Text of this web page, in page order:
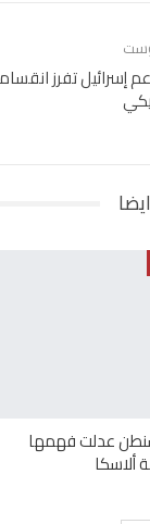
إسرائيل تفرز
عدلت فهمها
ألاسكا